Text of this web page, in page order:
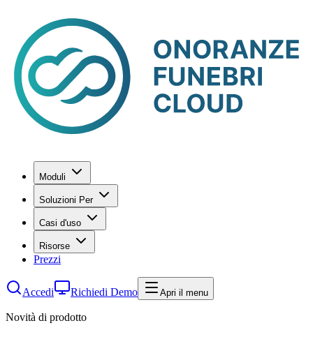
Moduli
Soluzioni Per
Casi d'uso
Risorse
Prezzi
Accedi Richiedi Demo Apri il menu
Novità di prodotto